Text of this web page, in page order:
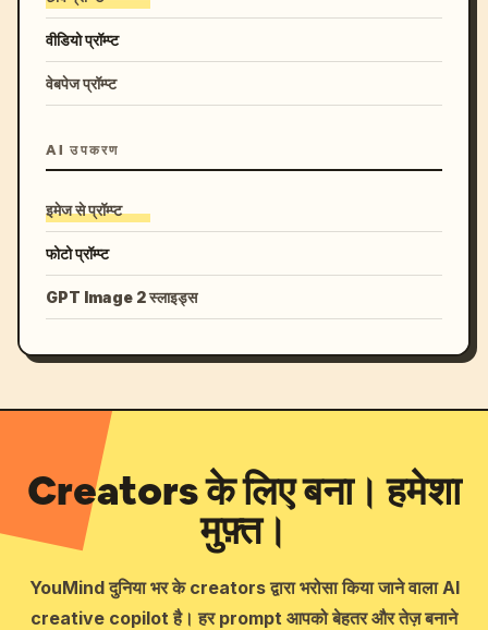
वीडियो प्रॉम्प्ट
वेबपेज प्रॉम्प्ट
AI उपकरण
इमेज से प्रॉम्प्ट
फोटो प्रॉम्प्ट
GPT Image 2 स्लाइड्स
Creators के लिए बना। हमेशा
मुफ़्त।
YouMind दुनिया भर के creators द्वारा भरोसा किया जाने वाला AI
creative copilot है। हर prompt आपको बेहतर और तेज़ बनाने